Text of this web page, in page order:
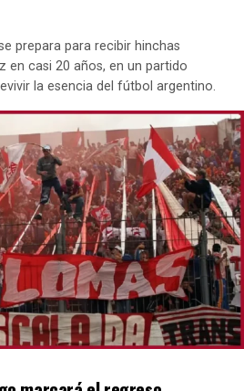
prepara para recibir hinchas
en casi 20 años, en un partido
la esencia del fútbol argentino.